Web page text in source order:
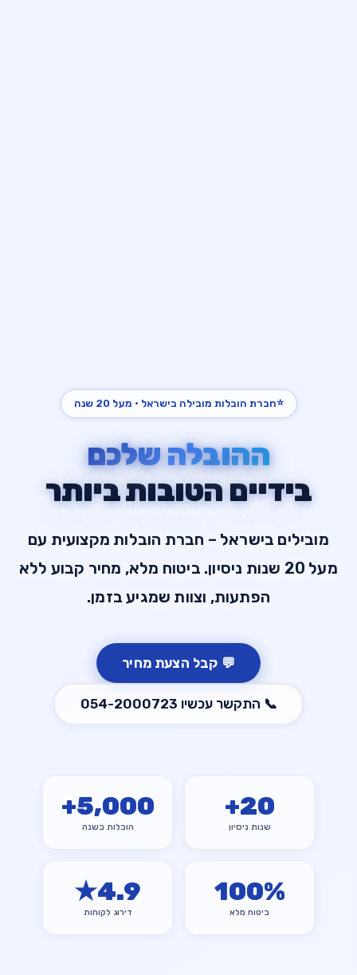
⭐חברת הובלות מובילה בישראל · מעל 20 שנה
ההובלה שלכם
בידיים הטובות ביותר
מובילים בישראל – חברת הובלות מקצועית עם
מעל 20 שנות ניסיון. ביטוח מלא, מחיר קבוע ללא
הפתעות, וצוות שמגיע בזמן.
💬 קבל הצעת מחיר
📞 התקשר עכשיו 054-2000723
20
+
שנות ניסיון
5,000
+
הובלות בשנה
100%
ביטוח מלא
4.9
★
דירוג לקוחות